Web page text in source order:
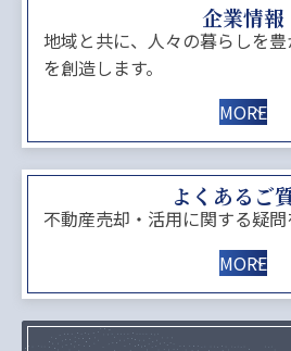
企業情報
地域と共に、人々の暮らしを
を創造します。
MORE
よくあるご
不動産売却・活用に関する疑問
MORE